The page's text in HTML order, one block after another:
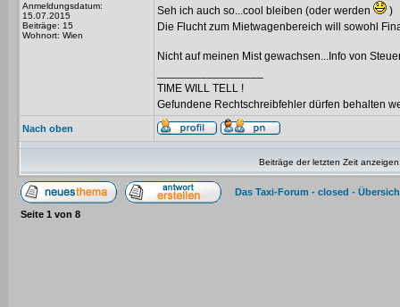
Anmeldungsdatum:
15.07.2015
Beiträge: 15
Wohnort: Wien
Seh ich auch so...cool bleiben (oder werden
)
Die Flucht zum Mietwagenbereich will sowohl
Nicht auf meinen Mist gewachsen...Info von
TIME WILL TELL !
Gefundene Rechtschreibfehler dürfen behalten
Nach oben
Beiträge der letzten Zeit
Das Taxi-Forum - closed -
Seite 1 von 8